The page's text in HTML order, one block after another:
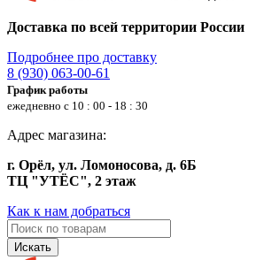
Доставка по всей территории России
Подробнее про доставку
8 (930) 063-00-61
График работы
ежедневно с 10 : 00 - 18 : 30
Адрес магазина:
г. Орёл, ул. Ломоносова, д. 6Б
ТЦ "УТЁС", 2 этаж
Как к нам добраться
Искать